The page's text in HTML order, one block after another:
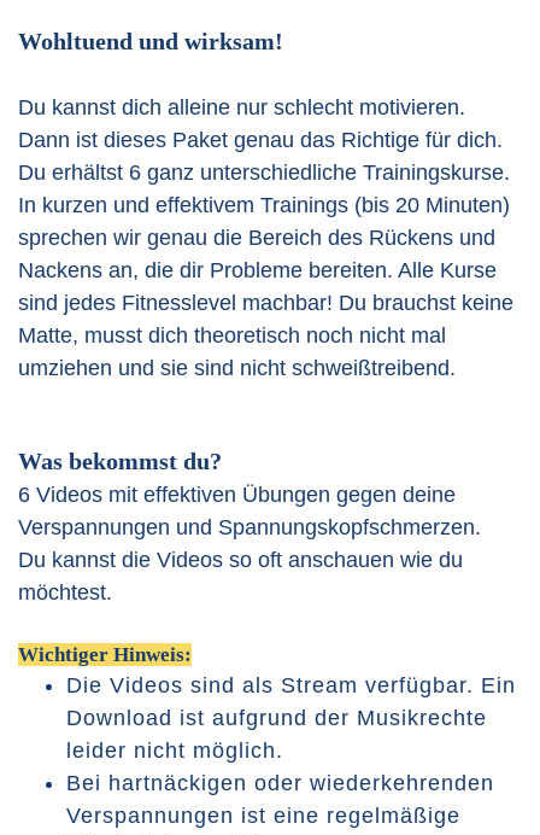
Wohltuend und wirksam!
Du kannst dich alleine nur schlecht motivieren.
Dann ist dieses Paket genau das Richtige für dich.
Du erhältst 6 ganz unterschiedliche Trainingskurse.
In kurzen und effektivem Trainings (bis 20 Minuten)
sprechen wir genau die Bereich des Rückens und
Nackens an, die dir Probleme bereiten. Alle Kurse
sind jedes Fitnesslevel machbar! Du brauchst keine
Matte, musst dich theoretisch noch nicht mal
umziehen und sie sind nicht schweißtreibend.
Was bekommst du?
6 Videos mit effektiven Übungen gegen deine
Verspannungen und Spannungskopfschmerzen.
Du kannst die Videos so oft anschauen wie du
möchtest.
Wichtiger Hinweis:
Die Videos sind als Stream verfügbar. Ein
Download ist aufgrund der Musikrechte
leider nicht möglich.
Bei hartnäckigen oder wiederkehrenden
Verspannungen ist eine regelmäßige